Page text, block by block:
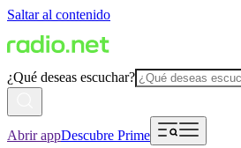
Saltar al contenido
¿Qué deseas escuchar?
Abrir appDescubre Prime